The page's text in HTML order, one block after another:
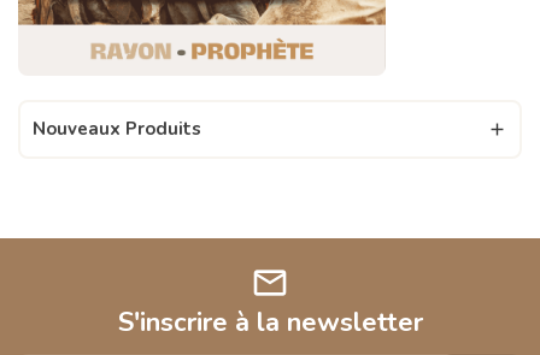
Nouveaux Produits 
mail
S'inscrire à la newsletter